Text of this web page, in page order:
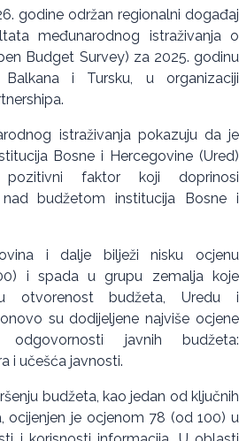
godine održan regionalni događaj
međunarodnog istraživanja o
Budget Survey) za 2025. godinu
i Tursku, u organizaciji
istraživanja pokazuju da je
Bosne i Hercegovine (Ured)
pozitivni faktor koji doprinosi
budžetom institucija Bosne i
i dalje bilježi nisku ocjenu
i spada u grupu zemalja koje
otvorenost budžeta, Uredu i
su dodijeljene najviše ocjene
javnih budžeta:
i učešća javnosti.
budžeta, kao jedan od ključnih
ocijenjen je ocjenom 78 (od 100) u